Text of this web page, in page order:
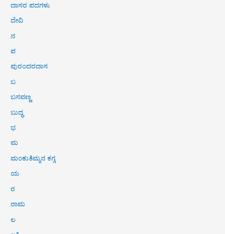
ದಾಸರ ಪದಗಳು
ದೇವಿ
ನ
ಪ
ಪುರಂದರದಾಸ
ಬ
ಬಸವಣ್ಣ
ಬುದ್ಧ
ಭ
ಮ
ಮಂಕುತಿಮ್ಮನ ಕಗ್ಗ
ಯ
ರ
ರಾಮ
ಲ